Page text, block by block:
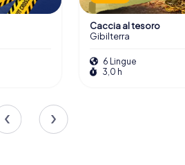
Caccia al tesoro
Gibilterra
6 Lingue
3,0 h